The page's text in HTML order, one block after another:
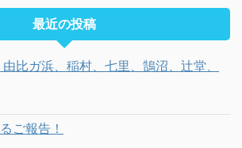
最近の投稿
ガ浜、稲村、七里、鵠沼、辻堂、
ご報告！